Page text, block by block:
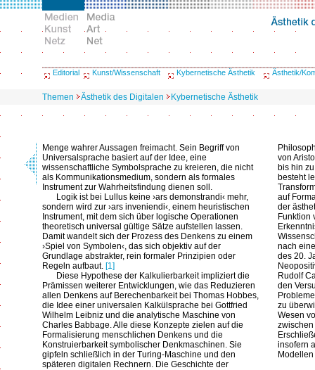
Editorial Kunst/Wissenschaft Kybernetische Ästhetik Ästhetik/
Themen Ästhetik des Digitalen Kybernetische Ästhetik
Menge wahrer Aussagen freimacht. Sein Begriff von
Universalsprache basiert auf der Idee, eine
wissenschaftliche Symbolsprache zu kreieren, die nicht
als Kommunikationsmedium, sondern als formales
Instrument zur Wahrheitsfindung dienen soll.
Logik ist bei Lullus keine ›ars demonstrandi‹ mehr,
sondern wird zur ›ars inveniendi‹, einem heuristischen
Instrument, mit dem sich über logische Operationen
theoretisch universal gültige Sätze aufstellen lassen.
Damit wandelt sich der Prozess des Denkens zu einem
›Spiel von Symbolen‹, das sich objektiv auf der
Grundlage abstrakter, rein formaler Prinzipien oder
Regeln aufbaut. [1]
Diese Hypothese der Kalkulierbarkeit impliziert die
Prämissen weiterer Entwicklungen, wie das Reduzieren
allen Denkens auf Berechenbarkeit bei Thomas Hobbes,
die Idee einer universalen Kalkülsprache bei Gottfried
Wilhelm Leibniz und die analytische Maschine von
Charles Babbage. Alle diese Konzepte zielen auf die
Formalisierung menschlichen Denkens und die
Konstruierbarkeit symbolischer Denkmaschinen. Sie
gipfeln schließlich in der Turing-Maschine und den
späteren digitalen Rechnern. Die Geschichte der
von
bis hin
besteht
auf
der
Funktion
nach
des 20.
Rudolf
den
zu
Wesen
insofern